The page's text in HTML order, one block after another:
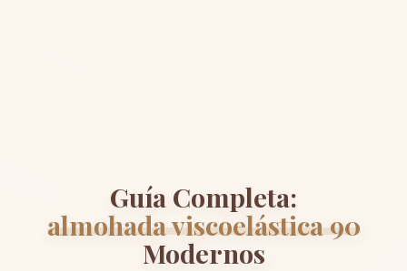
Guía Completa:
almohada viscoelástica 90
Modernos